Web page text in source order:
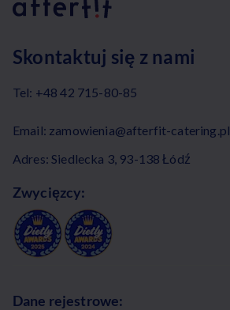
Skontaktuj się z nami
Tel: +48 42 715-80-85
Email: zamowienia@afterfit-catering.pl
Adres: Siedlecka 3, 93-138 Łódź
Zwycięzcy:
Dane rejestrowe: